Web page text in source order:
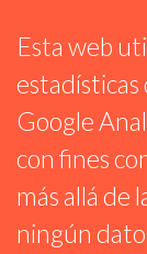
Esta web
estadísticas
Google
con fines
más allá de
ningún